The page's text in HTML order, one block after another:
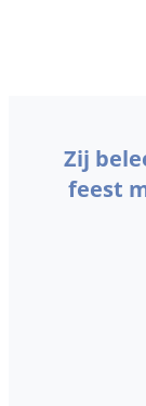
Zij
feest